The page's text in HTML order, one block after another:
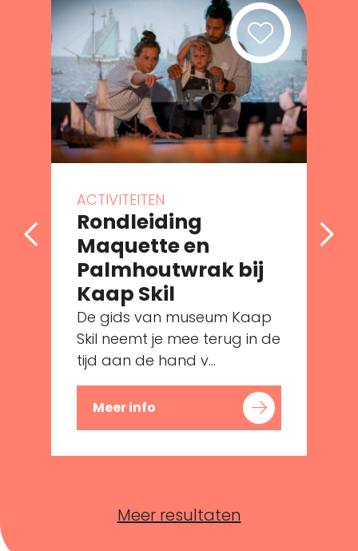
ACTIVITEITEN
Rondleiding
Maquette en
Palmhoutwrak bij
Kaap Skil
De gids van museum Kaap
Skil neemt je mee terug in de
tijd aan de hand v...
Meer info
Meer resultaten